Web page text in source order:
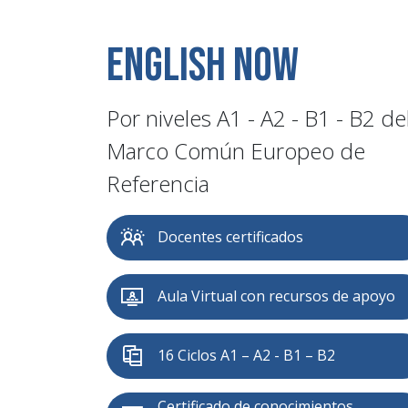
English Now
Por niveles A1 - A2 - B1 - B2
Marco Común Europeo de
Referencia
Docentes certificados
Aula Virtual con recursos de apoyo
16 Ciclos A1 – A2 - B1 – B2